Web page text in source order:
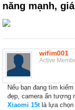
năng mạnh,
wifim001
Active
Nếu bạn đang tìm
đẹp, camera ấn tượng
Xiaomi 15t là lựa